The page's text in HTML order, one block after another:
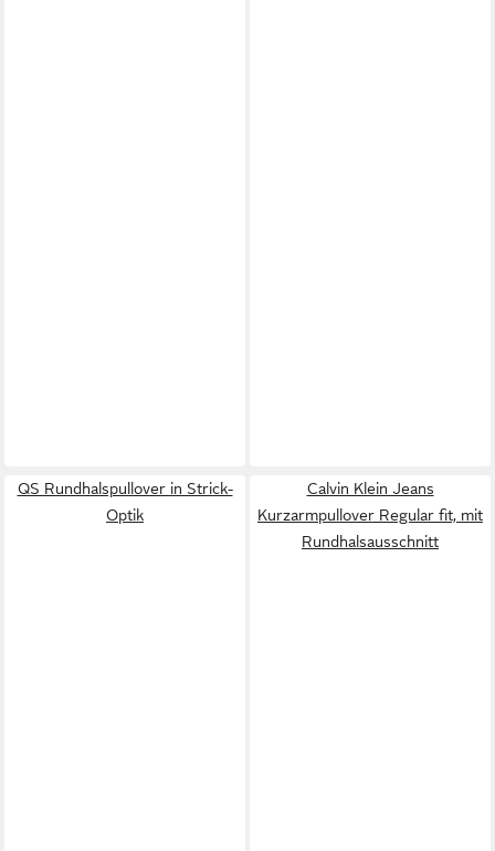
QS Rundhalspullover in Strick-
Optik
Calvin Klein Jeans
Kurzarmpullover Regular fit, mit
Rundhalsausschnitt